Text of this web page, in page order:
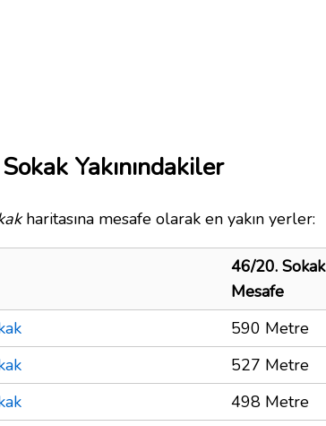
Yakınındakiler
haritasına mesafe olarak en yakın yerler:
46/20. Sokak
Mesafe
590 Metre
527 Metre
498 Metre